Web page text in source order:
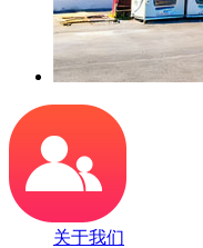
关于我们